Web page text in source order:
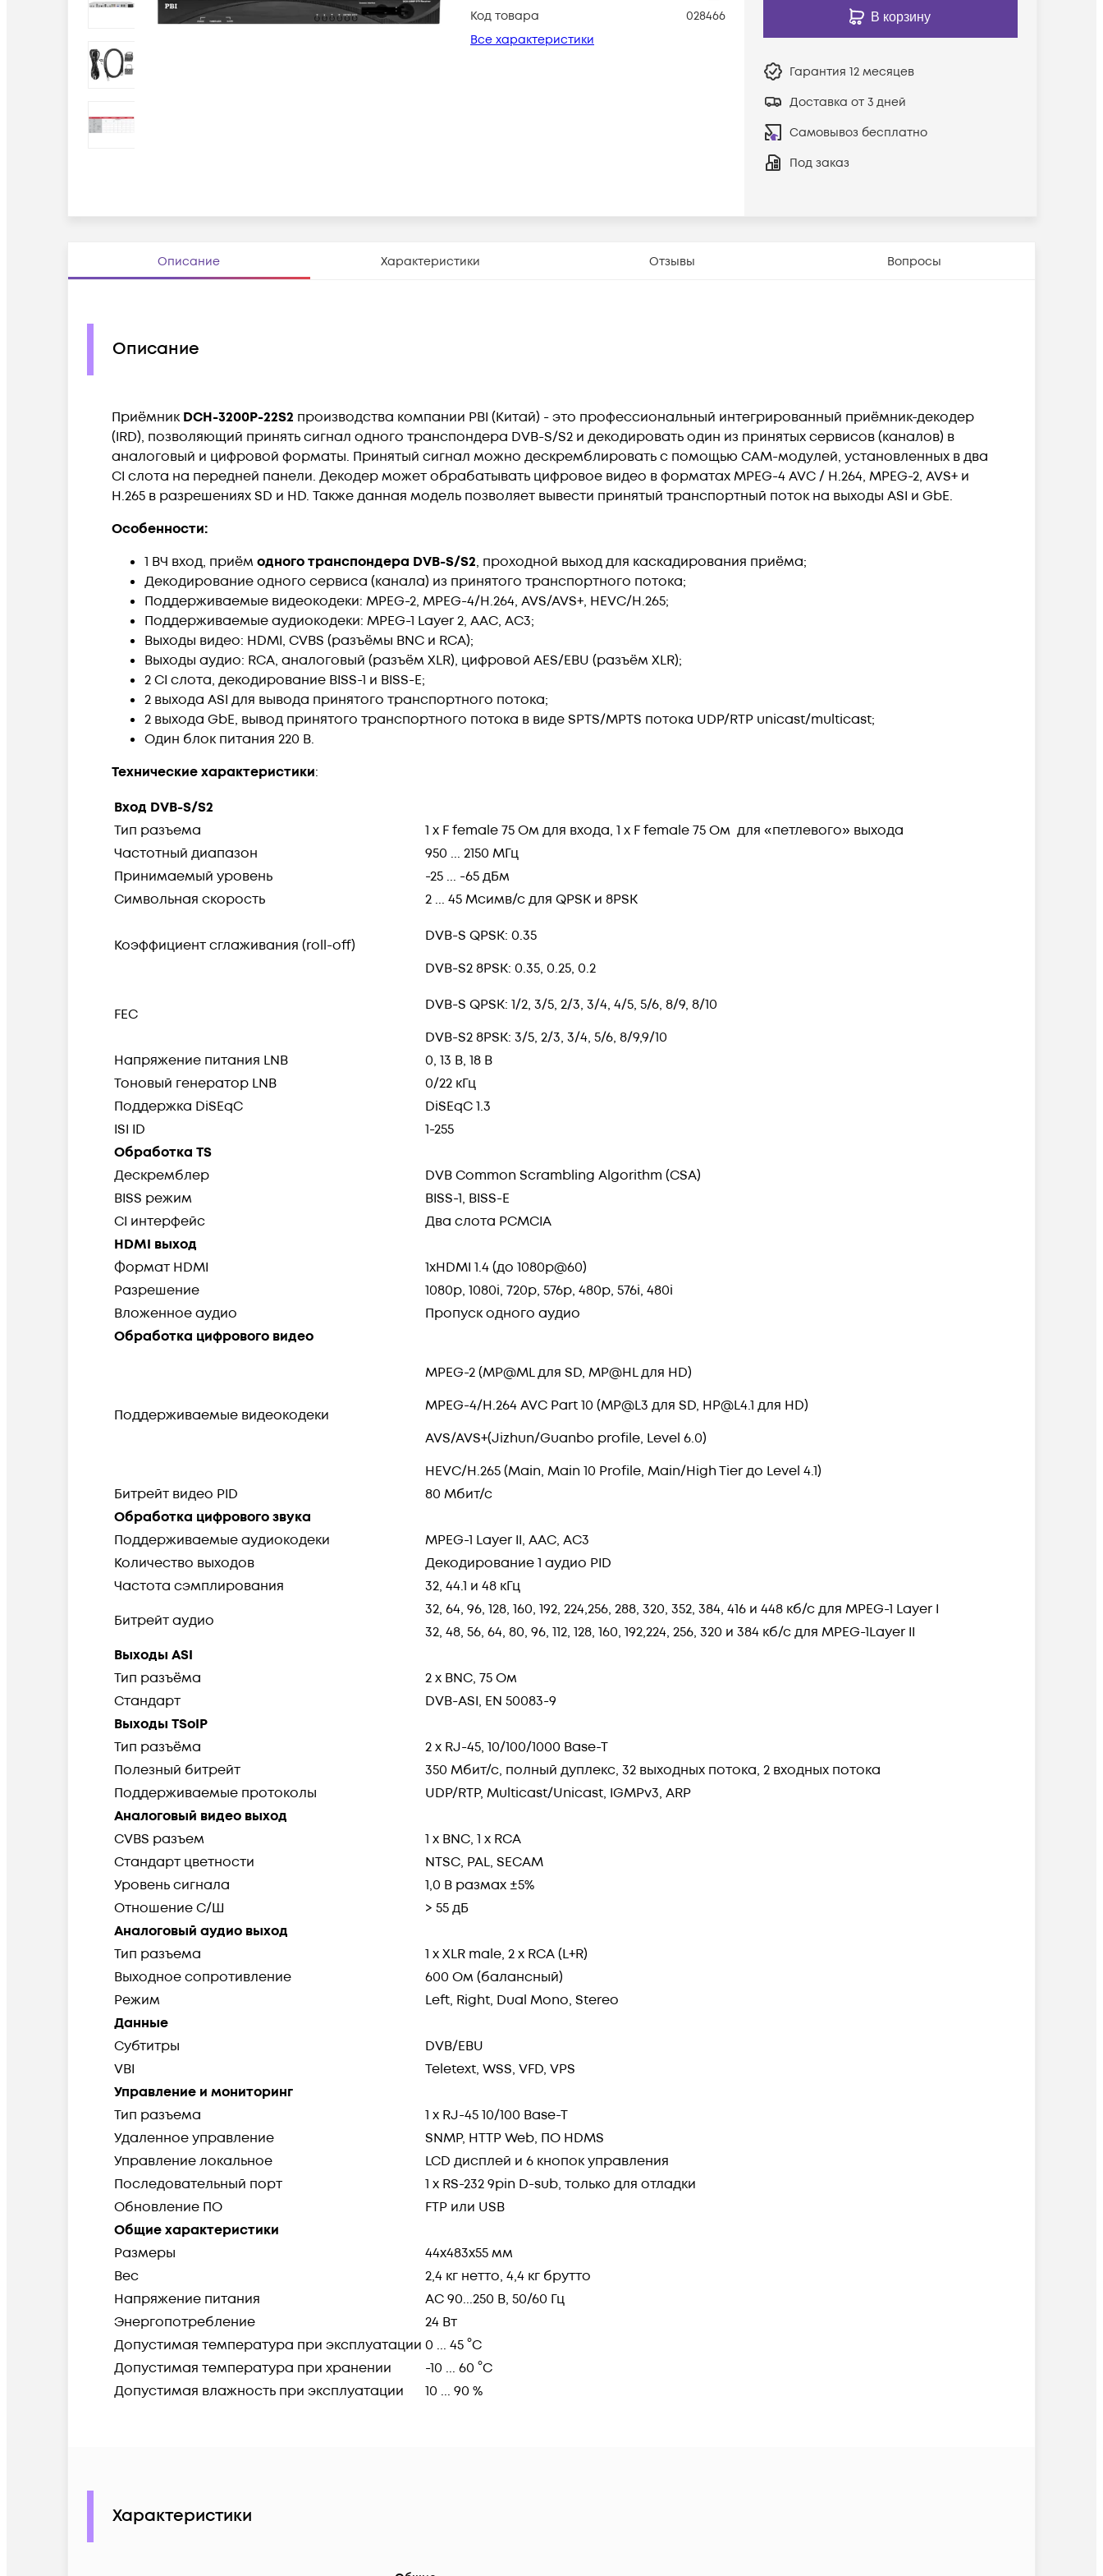
Код товара
028466
Все характеристики
В корзину
Гарантия 12 месяцев
Доставка от 3 дней
Самовывоз бесплатно
Под заказ
Описание Характеристики Отзывы Вопросы
Описание
ПриёмникDCH-3200P-22S2 производства компании PBI (Китай) - это профессиональный интегрированный приёмник-декодер
(IRD), позволяющий принять сигнал одного транспондера DVB-S/S2 и декодировать один из принятых сервисов (каналов) в
аналоговый и цифровой форматы. Принятый сигнал можно дескремблировать с помощью CAM-модулей, установленных в два
CI слота на передней панели. Декодер может обрабатывать цифровое видео в форматах MPEG-4 AVC / H.264, MPEG-2, AVS+ и
H.265 в разрешениях SD и HD. Также данная модель позволяет вывести принятый транспортный поток на выходы ASI и GbE.
Особенности:
1 ВЧ вход, приём одного транспондера DVB-S/S2, проходной выход для каскадирования приёма;
Декодирование одного сервиса (канала) из принятого транспортного потока;
Поддерживаемые видеокодеки: MPEG-2, MPEG-4/H.264, AVS/AVS+, HEVC/H.265;
Поддерживаемые аудиокодеки: MPEG-1 Layer 2, AAC, AC3;
Выходы видео: HDMI, CVBS (разъёмы BNC и RCA);
Выходы аудио: RCA, аналоговый (разъём XLR), цифровой AES/EBU (разъём XLR);
2 CI слота, декодирование BISS-1 и BISS-E;
2 выхода ASI для вывода принятого транспортного потока;
2 выхода GbE, вывод принятого транспортного потока в виде SPTS/MPTS потока UDP/RTP unicast/multicast;
Один блок питания 220 В.
Технические характеристики:
Вход DVB-S/S2
Тип разъема
1 x F female 75 Ом для входа, 1 x F female 75 Ом для «петлевого» выхода
Частотный диапазон
950 ... 2150 МГц
Принимаемый уровень
-25 ... -65 дБм
Символьная скорость
2 ... 45 Мсимв/с для QPSK и 8PSK
Коэффициент сглаживания (roll-off)
DVB-S QPSK: 0.35
DVB-S2 8PSK: 0.35, 0.25, 0.2
FEC
DVB-S QPSK: 1/2, 3/5, 2/3, 3/4, 4/5, 5/6, 8/9, 8/10
DVB-S2 8PSK: 3/5, 2/3, 3/4, 5/6, 8/9,9/10
Напряжение питания LNB
0, 13 В, 18 В
Тоновый генератор LNB
0/22 кГц
Поддержка DiSEqC
DiSEqC 1.3
ISI ID
1-255
Обработка TS
Дескремблер
DVB Common Scrambling Algorithm (CSA)
BISS режим
BISS-1, BISS-E
CI интерфейс
Два слота PCMCIA
HDMI выход
Формат HDMI
1xHDMI 1.4 (до 1080p@60)
Разрешение
1080p, 1080i, 720p, 576p, 480p, 576i, 480i
Вложенное аудио
Пропуск одного аудио
Обработка цифрового видео
Поддерживаемые видеокодеки
MPEG-2 (MP@ML для SD, MP@HL для HD)
MPEG-4/H.264 AVC Part 10 (MP@L3 для SD, HP@L4.1 для HD)
AVS/AVS+(Jizhun/Guanbo profile, Level 6.0)
HEVC/H.265 (Main, Main 10 Profile, Main/High Tier до Level 4.1)
Битрейт видео PID
80 Мбит/с
Обработка цифрового звука
Поддерживаемые аудиокодеки
MPEG-1 Layer II, AAC, AC3
Количество выходов
Декодирование 1 аудио PID
Частота сэмплирования
32, 44.1 и 48 кГц
Битрейт аудио
32, 64, 96, 128, 160, 192, 224,256, 288, 320, 352, 384, 416 и 448 кб/с для MPEG-1 Layer I
32, 48, 56, 64, 80, 96, 112, 128, 160, 192,224, 256, 320 и 384 кб/с для MPEG-1Layer II
Выходы ASI
Тип разъёма
2 x BNC, 75 Ом
Стандарт
DVB-ASI, EN 50083-9
Выходы TSoIP
Тип разъёма
2 х RJ-45, 10/100/1000 Base-T
Полезный битрейт
350 Мбит/с, полный дуплекс, 32 выходных потока, 2 входных потока
Поддерживаемые протоколы
UDP/RTP, Multicast/Unicast, IGMPv3, ARP
Аналоговый видео выход
CVBS разъем
1 x BNC, 1 x RCA
Стандарт цветности
NTSC, PAL, SECAM
Уровень сигнала
1,0 В размах ±5%
Отношение С/Ш
> 55 дБ
Аналоговый аудио выход
Тип разъема
1 x XLR male, 2 x RCA (L+R)
Выходное сопротивление
600 Ом (балансный)
Режим
Left, Right, Dual Mono, Stereo
Данные
Субтитры
DVB/EBU
VBI
Teletext, WSS, VFD, VPS
Управление и мониторинг
Тип разъема
1 x RJ-45 10/100 Base-T
Удаленное управление
SNMP, HTTP Web, ПО HDMS
Управление локальное
LCD дисплей и 6 кнопок управления
Последовательный порт
1 x RS-232 9pin D-sub, только для отладки
Обновление ПО
FTP или USB
Общие характеристики
Размеры
44х483х55 мм
Вес
2,4 кг нетто, 4,4 кг брутто
Напряжение питания
AC 90...250 В, 50/60 Гц
Энергопотребление
24 Вт
Допустимая температура при эксплуатации 0 ... 45 °C
Допустимая температура при хранении
-10 ... 60 °C
Допустимая влажность при эксплуатации
10 ... 90 %
Характеристики